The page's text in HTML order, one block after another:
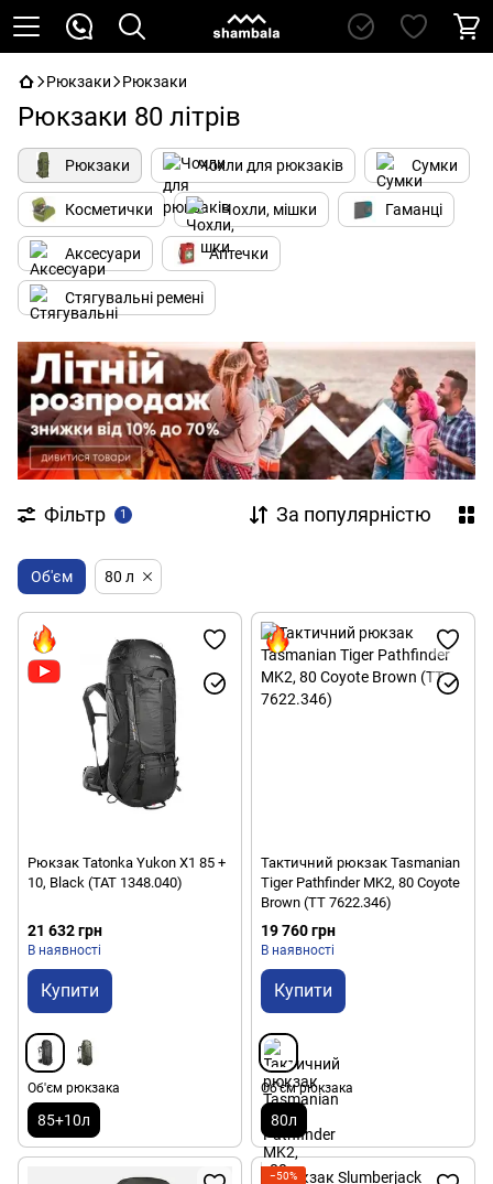
Рюкзаки Рюкзаки
Рюкзаки 80 літрів
Рюкзаки Чохли для рюкзаків Сумки
Косметички Чохли, мішки Гаманці
Аксесуари Аптечки
Стягувальні ремені
Фільтр 1 За популярністю
Об'єм 80 л
Рюкзак Tatonka Yukon X1 85 +
10, Black (TAT 1348.040)
21 632 грн
В наявності
Купити
Об'єм рюкзака
85+10л
Тактичний рюкзак Tasmanian
Tiger Pathfinder MK2, 80 Coyote
Brown (TT 7622.346)
19 760 грн
В наявності
Купити
Об'єм рюкзака
80л
−50%